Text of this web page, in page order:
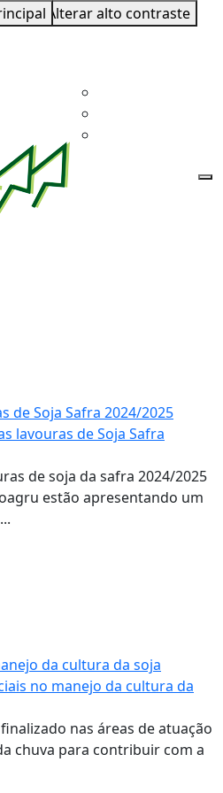
Alterar alto contraste
lavouras de Soja Safra
de soja da safra 2024/2025
estão apresentando um
no manejo da cultura da
nas áreas de atuação
chuva para contribuir com a